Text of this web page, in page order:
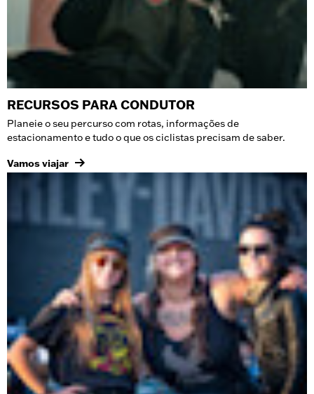
RECURSOS PARA CONDUTOR
Planeie o seu percurso com rotas, informações de
estacionamento e tudo o que os ciclistas precisam de saber.
Vamos viajar